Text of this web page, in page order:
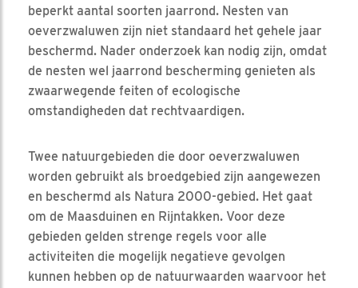
beperkt aantal soorten jaarrond. Nesten van
oeverzwaluwen zijn niet standaard het gehele jaar
beschermd. Nader onderzoek kan nodig zijn, omdat
de nesten wel jaarrond bescherming genieten als
zwaarwegende feiten of ecologische
omstandigheden dat rechtvaardigen.
Twee natuurgebieden die door oeverzwaluwen
worden gebruikt als broedgebied zijn aangewezen
en beschermd als Natura 2000-gebied. Het gaat
om de Maasduinen en Rijntakken. Voor deze
gebieden gelden strenge regels voor alle
activiteiten die mogelijk negatieve gevolgen
kunnen hebben op de natuurwaarden waarvoor het